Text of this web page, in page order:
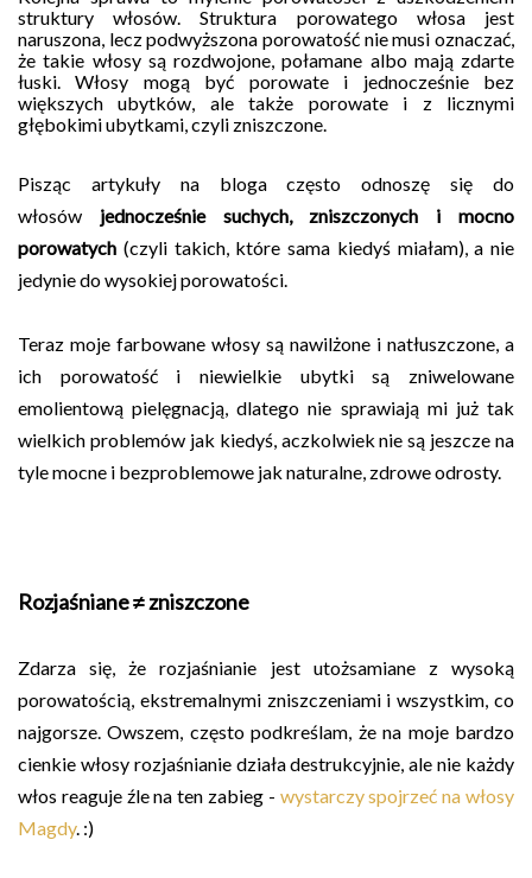
struktury włosów. Struktura porowatego włosa jest
naruszona, lecz podwyższona porowatość nie musi oznaczać,
że takie włosy są rozdwojone, połamane albo mają zdarte
łuski. Włosy mogą być porowate i jednocześnie bez
większych ubytków, ale także porowate i z licznymi
głębokimi ubytkami, czyli zniszczone.
Pisząc artykuły na bloga często odnoszę się do
włosów jednocześnie suchych, zniszczonych i mocno
porowatych (czyli takich, które sama kiedyś miałam), a nie
jedynie do wysokiej porowatości.
Teraz moje farbowane włosy są nawilżone i natłuszczone, a
ich porowatość i niewielkie ubytki są zniwelowane
emolientową pielęgnacją, dlatego nie sprawiają mi już tak
wielkich problemów jak kiedyś, aczkolwiek nie są jeszcze na
tyle mocne i bezproblemowe jak naturalne, zdrowe odrosty.
Rozjaśniane≠zniszczone
Zdarza się, że rozjaśnianie jest utożsamiane z wysoką
porowatością, ekstremalnymi zniszczeniami i wszystkim, co
najgorsze. Owszem, często podkreślam, że na moje bardzo
cienkie włosy rozjaśnianie działa destrukcyjnie, ale nie każdy
włos reaguje źle na ten zabieg - wystarczy spojrzeć na włosy
Magdy. :)